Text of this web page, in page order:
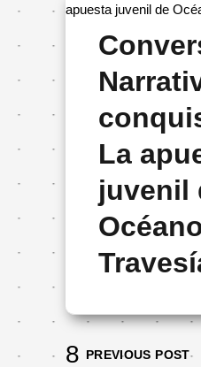
apuesta juvenil de
La
juvenil
PREVIOUS POST